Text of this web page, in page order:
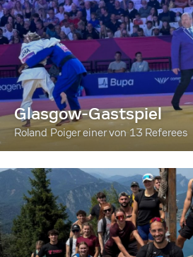
Glasgow-Gastspiel
Roland Poiger einer von 13 Referees